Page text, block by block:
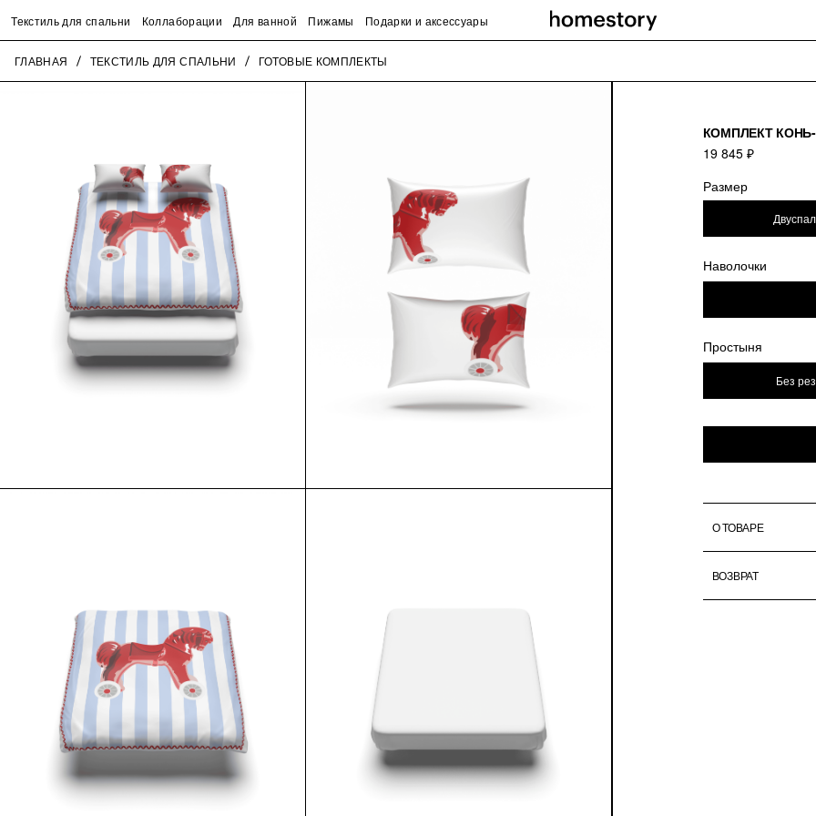
Текстиль для спальни Коллаборации Для ванной Пижамы Подарки и аксессуары
ГЛАВНАЯ ТЕКСТИЛЬ ДЛЯ СПАЛЬНИ ГОТОВЫЕ КОМПЛЕКТЫ
КОМПЛЕКТ
19 845 ₽
Размер
Наволочки
Простыня
Без
О ТОВАРЕ
ВОЗВРАТ